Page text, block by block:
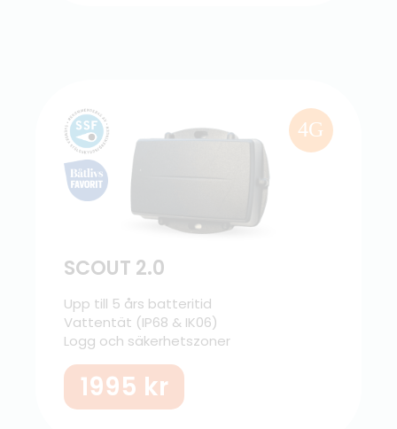
4G
SCOUT 2.0
Upp till 5 års batteritid
Vattentät (IP68 & IK06)
Logg och säkerhetszoner
1995 kr